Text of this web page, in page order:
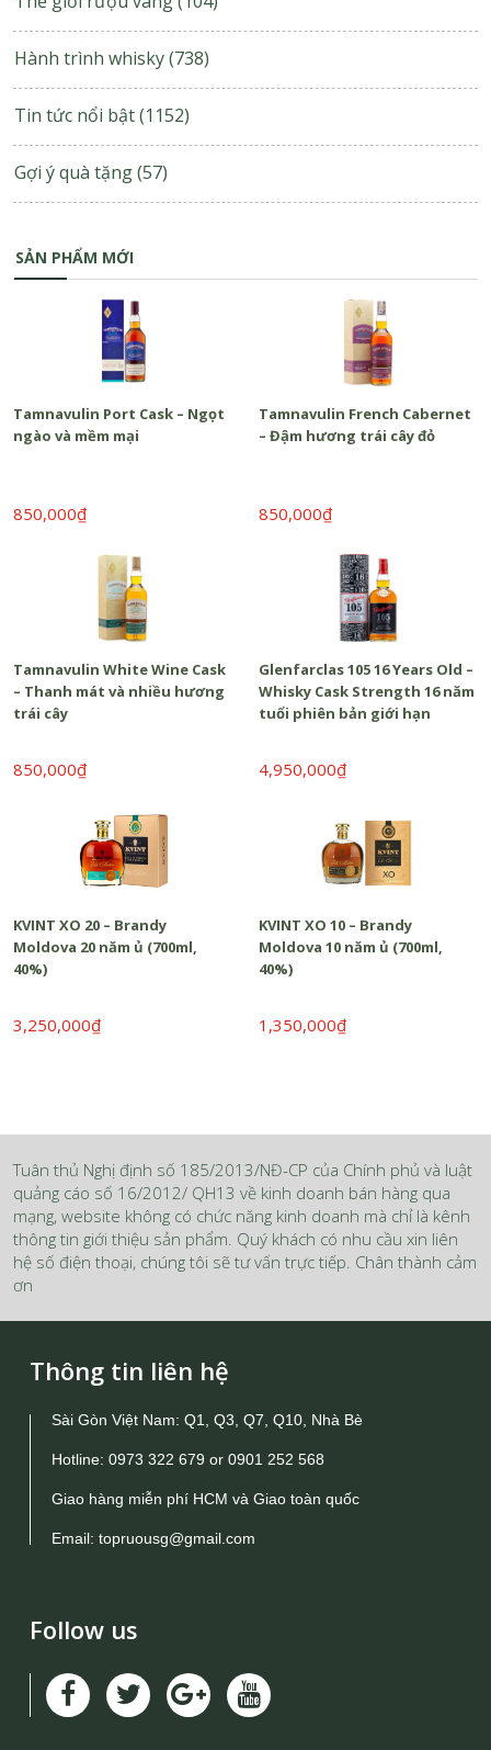
Hành trình whisky(738)
Tin tức nổi bật(1152)
Gợi ý quà tặng(57)
SẢN PHẨM MỚI
Tamnavulin Port Cask – Ngọt
ngào và mềm mại
850,000₫
Tamnavulin French Cabernet
– Đậm hương trái cây đỏ
850,000₫
Tamnavulin White Wine Cask
– Thanh mát và nhiều hương
trái cây
850,000₫
Glenfarclas 105 16 Years Old –
Whisky Cask Strength 16 năm
tuổi phiên bản giới hạn
4,950,000₫
KVINT XO 20 – Brandy
Moldova 20 năm ủ (700ml,
40%)
3,250,000₫
KVINT XO 10 – Brandy
Moldova 10 năm ủ (700ml,
40%)
1,350,000₫
Tuân thủ Nghị định số 185/2013/NĐ-CP của Chính phủ và luật
quảng cáo số 16/2012/ QH13 về kinh doanh bán hàng qua
mạng, website không có chức năng kinh doanh mà chỉ là kênh
thông tin giới thiệu sản phẩm. Quý khách có nhu cầu xin liên
hệ số điện thoại, chúng tôi sẽ tư vấn trực tiếp. Chân thành cảm
ơn
Thông tin liên hệ
Sài Gòn Việt Nam: Q1, Q3, Q7, Q10, Nhà Bè
Hotline: 0973 322 679 or 0901 252 568
Giao hàng miễn phí HCM và Giao toàn quốc
Email: topruousg@gmail.com
Follow us